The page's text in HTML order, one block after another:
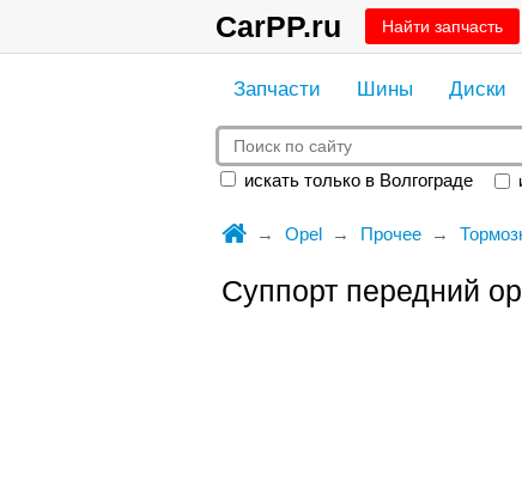
CarPP.ru Найти запчасть
Запчасти Шины Диски
искать только в Волгограде
Opel Прочее
Суппорт передний